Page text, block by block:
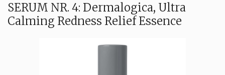
SERUM NR. 4: Dermalogica, Ultra
Calming Redness Relief Essence